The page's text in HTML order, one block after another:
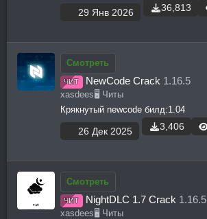
29 Янв 2026 36,813
Смотреть
ЧИТ NewCode Crack 1.16.5
xasdees 🖥️ Читы
Крякнутый newcode билд:1.04
26 Дек 2025 3,406
Смотреть
ЧИТ NightDLC 1.7 Crack 1.16.5
xasdees 🖥️ Читы